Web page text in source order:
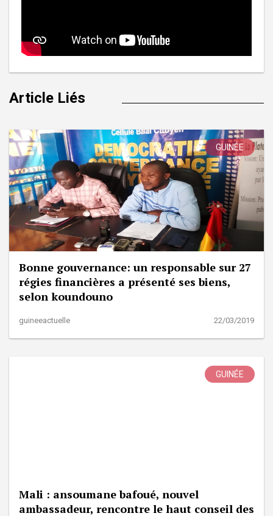
Article Liés
GUINÉE
Bonne gouvernance: un responsable sur 27
régies financières a présenté ses biens,
selon koundouno
guineeactuelle 22/03/2019
GUINÉE
Mali : ansoumane bafoué, nouvel
ambassadeur, rencontre le haut conseil des